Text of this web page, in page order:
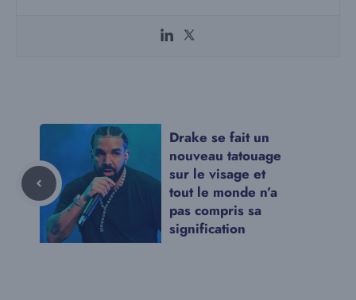
Drake se fait un
nouveau tatouage
sur le visage et
tout le monde n’a
pas compris sa
signification